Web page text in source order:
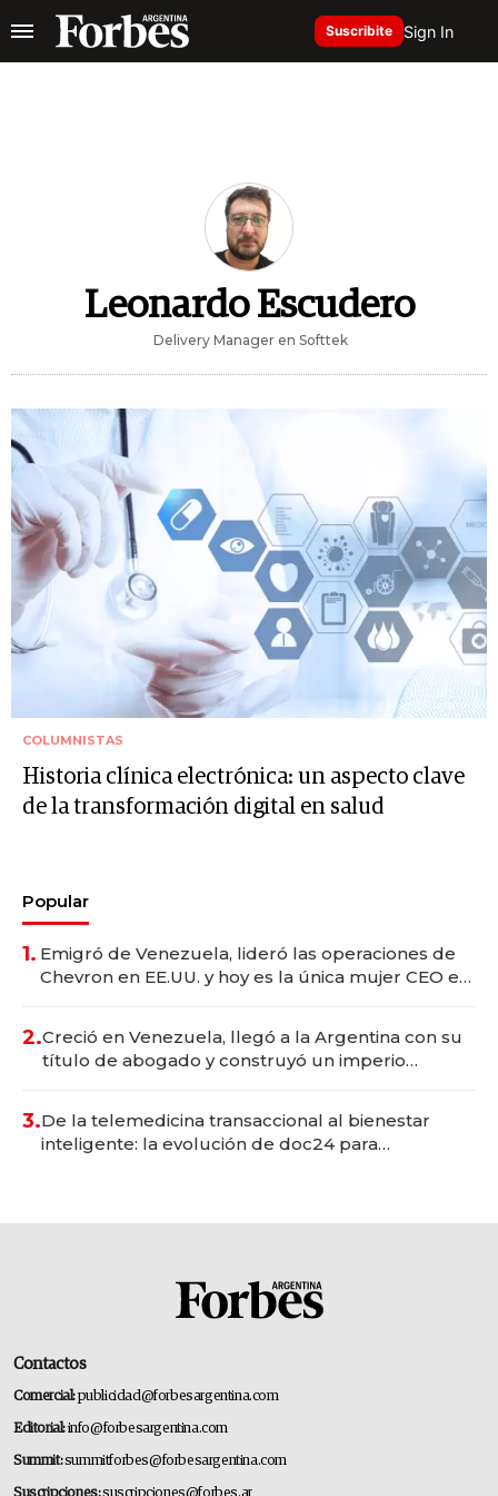
Suscribite Sign In
Leonardo Escudero
Delivery Manager en Softtek
COLUMNISTAS
Historia clínica electrónica: un aspecto clave
de la transformación digital en salud
Popular
1. Emigró de Venezuela, lideró las operaciones de
Chevron en EE.UU. y hoy es la única mujer CEO en
2.Creció en Venezuela, llegó a la Argentina con su
título de abogado y construyó un imperio
3.De la telemedicina transaccional al bienestar
inteligente: la evolución de doc24 para
Contactos
Comercial:publicidad@forbesargentina.com
Editorial:info@forbesargentina.com
Summit:summitforbes@forbesargentina.com
Suscripciones:suscripciones@forbes.ar